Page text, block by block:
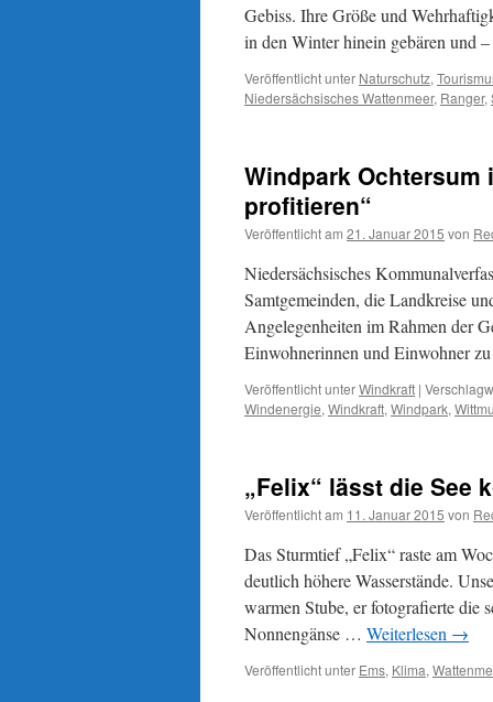
Gebiss. Ihre Größe und
in den Winter hinein gebären und
Veröffentlicht unter Naturschutz,
Niedersächsisches Wattenmeer, Ranger,
Windpark Ochtersum
profitieren“
Veröffentlicht am 21. Januar 2015 von
Niedersächsisches
Samtgemeinden, die Landkreise
Angelegenheiten im Rahmen der
Einwohnerinnen und Einwohner
Veröffentlicht unterWindkraft |
Windenergie, Windkraft, Windpark,
„Felix“ lässt die See
Veröffentlicht am 11. Januar 2015 von
Das Sturmtief „Felix“ raste am
deutlich höhere Wasserstände.
warmen Stube, er fotografierte die
Nonnengänse … Weiterlesen →
Veröffentlicht unter Ems, Klima,